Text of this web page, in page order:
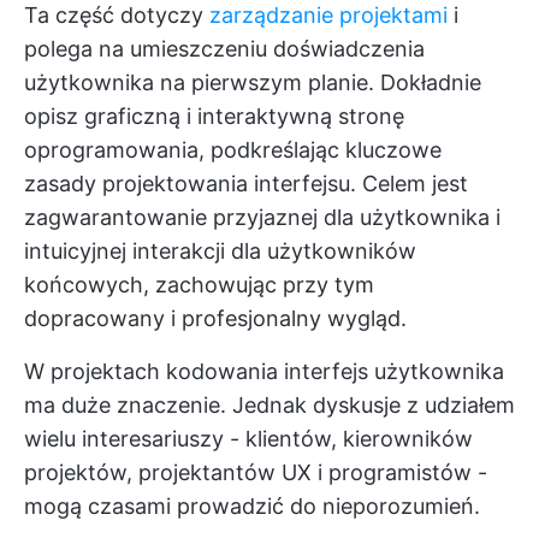
Ta część dotyczy zarządzanie projektami i
polega na umieszczeniu doświadczenia
użytkownika na pierwszym planie. Dokładnie
opisz graficzną i interaktywną stronę
oprogramowania, podkreślając kluczowe
zasady projektowania interfejsu. Celem jest
zagwarantowanie przyjaznej dla użytkownika i
intuicyjnej interakcji dla użytkowników
końcowych, zachowując przy tym
dopracowany i profesjonalny wygląd.
W projektach kodowania interfejs użytkownika
ma duże znaczenie. Jednak dyskusje z udziałem
wielu interesariuszy - klientów, kierowników
projektów, projektantów UX i programistów -
mogą czasami prowadzić do nieporozumień.